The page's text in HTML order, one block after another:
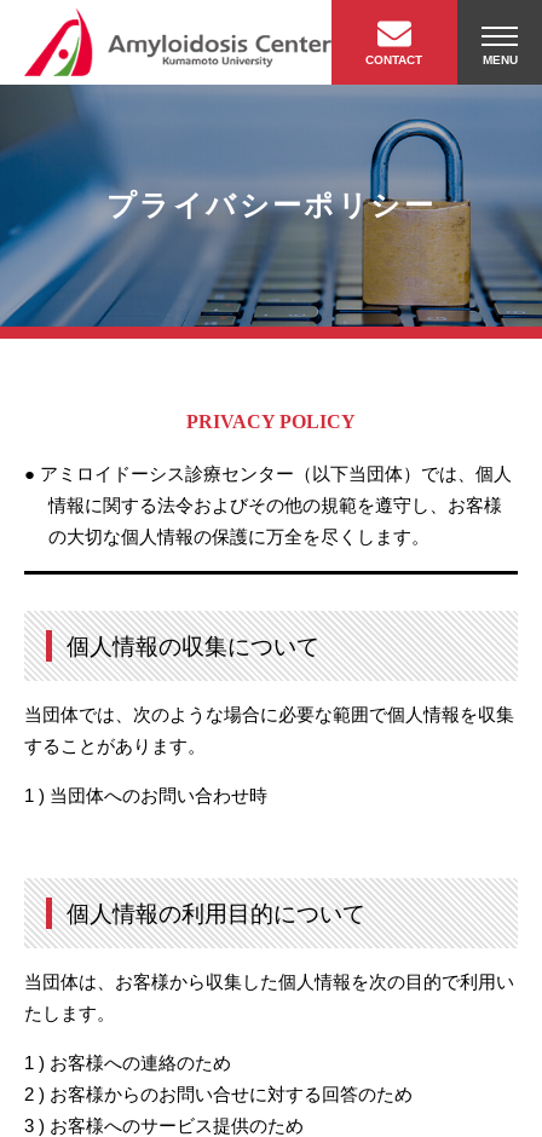
MENU
プライバシーポリシー
PRIVACY POLICY
● アミロイドーシス診療センター（以下当団体）では、個人
情報に関する法令およびその他の規範を遵守し、お客様
の大切な個人情報の保護に万全を尽くします。
個人情報の収集について
当団体では、次のような場合に必要な範囲で個人情報を収集
することがあります。
1 ) 当団体へのお問い合わせ時
個人情報の利用目的について
当団体は、お客様から収集した個人情報を次の目的で利用い
たします。
1 ) お客様への連絡のため
2 ) お客様からのお問い合せに対する回答のため
3 ) お客様へのサービス提供のため